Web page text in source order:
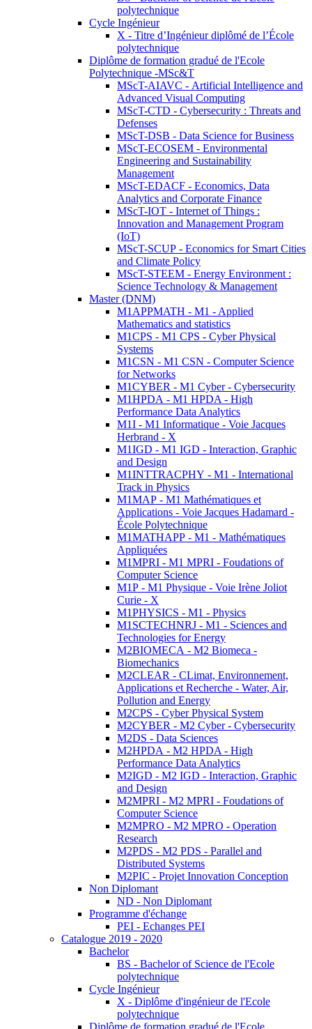
polytechnique
Cycle Ingénieur
X - Titre d’Ingénieur diplômé de l’École
polytechnique
Diplôme de formation gradué de l'Ecole
Polytechnique -MSc&T
MScT-AIAVC - Artificial Intelligence and
Advanced Visual Computing
MScT-CTD - Cybersecurity : Threats and
Defenses
MScT-DSB - Data Science for Business
MScT-ECOSEM - Environmental
Engineering and Sustainability
Management
MScT-EDACF - Economics, Data
Analytics and Corporate Finance
MScT-IOT - Internet of Things :
Innovation and Management Program
(IoT)
MScT-SCUP - Economics for Smart Cities
and Climate Policy
MScT-STEEM - Energy Environment :
Science Technology & Management
Master (DNM)
M1APPMATH - M1 - Applied
Mathematics and statistics
M1CPS - M1 CPS - Cyber Physical
Systems
M1CSN - M1 CSN - Computer Science
for Networks
M1CYBER - M1 Cyber - Cybersecurity
M1HPDA - M1 HPDA - High
Performance Data Analytics
M1I - M1 Informatique - Voie Jacques
Herbrand - X
M1IGD - M1 IGD - Interaction, Graphic
and Design
M1INTTRACPHY - M1 - International
Track in Physics
M1MAP - M1 Mathématiques et
Applications - Voie Jacques Hadamard -
École Polytechnique
M1MATHAPP - M1 - Mathématiques
Appliquées
M1MPRI - M1 MPRI - Foudations of
Computer Science
M1P - M1 Physique - Voie Irène Joliot
Curie - X
M1PHYSICS - M1 - Physics
M1SCTECHNRJ - M1 - Sciences and
Technologies for Energy
M2BIOMECA - M2 Biomeca -
Biomechanics
M2CLEAR - CLimat, Environnement,
Applications et Recherche - Water, Air,
Pollution and Energy
M2CPS - Cyber Physical System
M2CYBER - M2 Cyber - Cybersecurity
M2DS - Data Sciences
M2HPDA - M2 HPDA - High
Performance Data Analytics
M2IGD - M2 IGD - Interaction, Graphic
and Design
M2MPRI - M2 MPRI - Foudations of
Computer Science
M2MPRO - M2 MPRO - Operation
Research
M2PDS - M2 PDS - Parallel and
Distributed Systems
M2PIC - Projet Innovation Conception
Non Diplomant
ND - Non Diplomant
Programme d'échange
PEI - Echanges PEI
Catalogue 2019 - 2020
Bachelor
BS - Bachelor of Science de l'Ecole
polytechnique
Cycle Ingénieur
X - Diplôme d'ingénieur de l'Ecole
polytechnique
Diplôme de formation gradué de l'Ecole